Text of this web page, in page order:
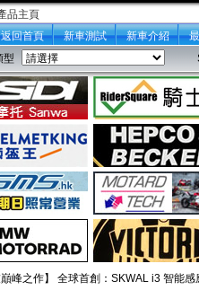
品主頁
返回首頁
新車測試 新車介紹
型
巔峰之作】 全球首創：SKWAL i3 智能